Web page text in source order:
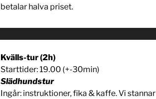
betalar halva priset.
Kvälls-tur(2h)
Starttider: 19.00 (+-30min)
Slädhundstur
Ingår: instruktioner, fika & kaffe. Vi stannar